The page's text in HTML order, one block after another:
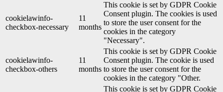
cookielawinfo-
checkbox-necessary
11
months
This cookie is set by GDPR Cookie
Consent plugin. The cookies is used
to store the user consent for the
cookies in the category
"Necessary".
cookielawinfo-
checkbox-others
11
months
This cookie is set by GDPR Cookie
Consent plugin. The cookie is used
to store the user consent for the
cookies in the category "Other.
This cookie is set by GDPR Cookie